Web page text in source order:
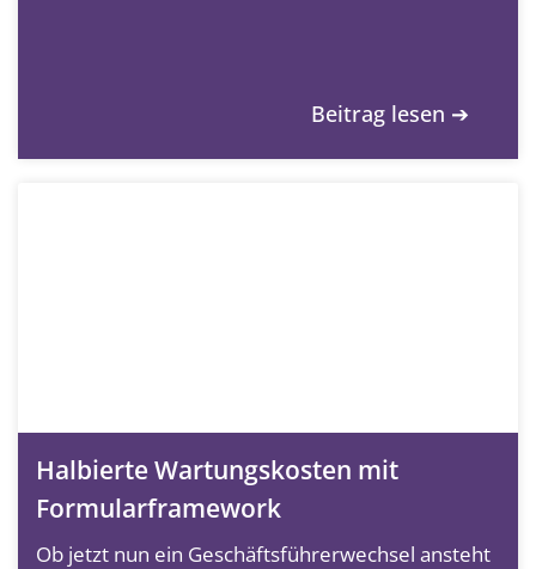
Beitrag lesen ➔
Halbierte Wartungskosten mit
Formularframework
Ob jetzt nun ein Geschäftsführerwechsel ansteht